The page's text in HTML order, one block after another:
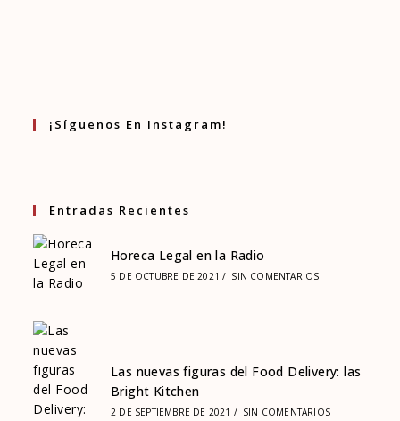
¡Síguenos En Instagram!
Entradas Recientes
Horeca Legal en la Radio
5 DE OCTUBRE DE 2021 / SIN COMENTARIOS
Las nuevas figuras del Food Delivery: las
Bright Kitchen
2 DE SEPTIEMBRE DE 2021 / SIN COMENTARIOS